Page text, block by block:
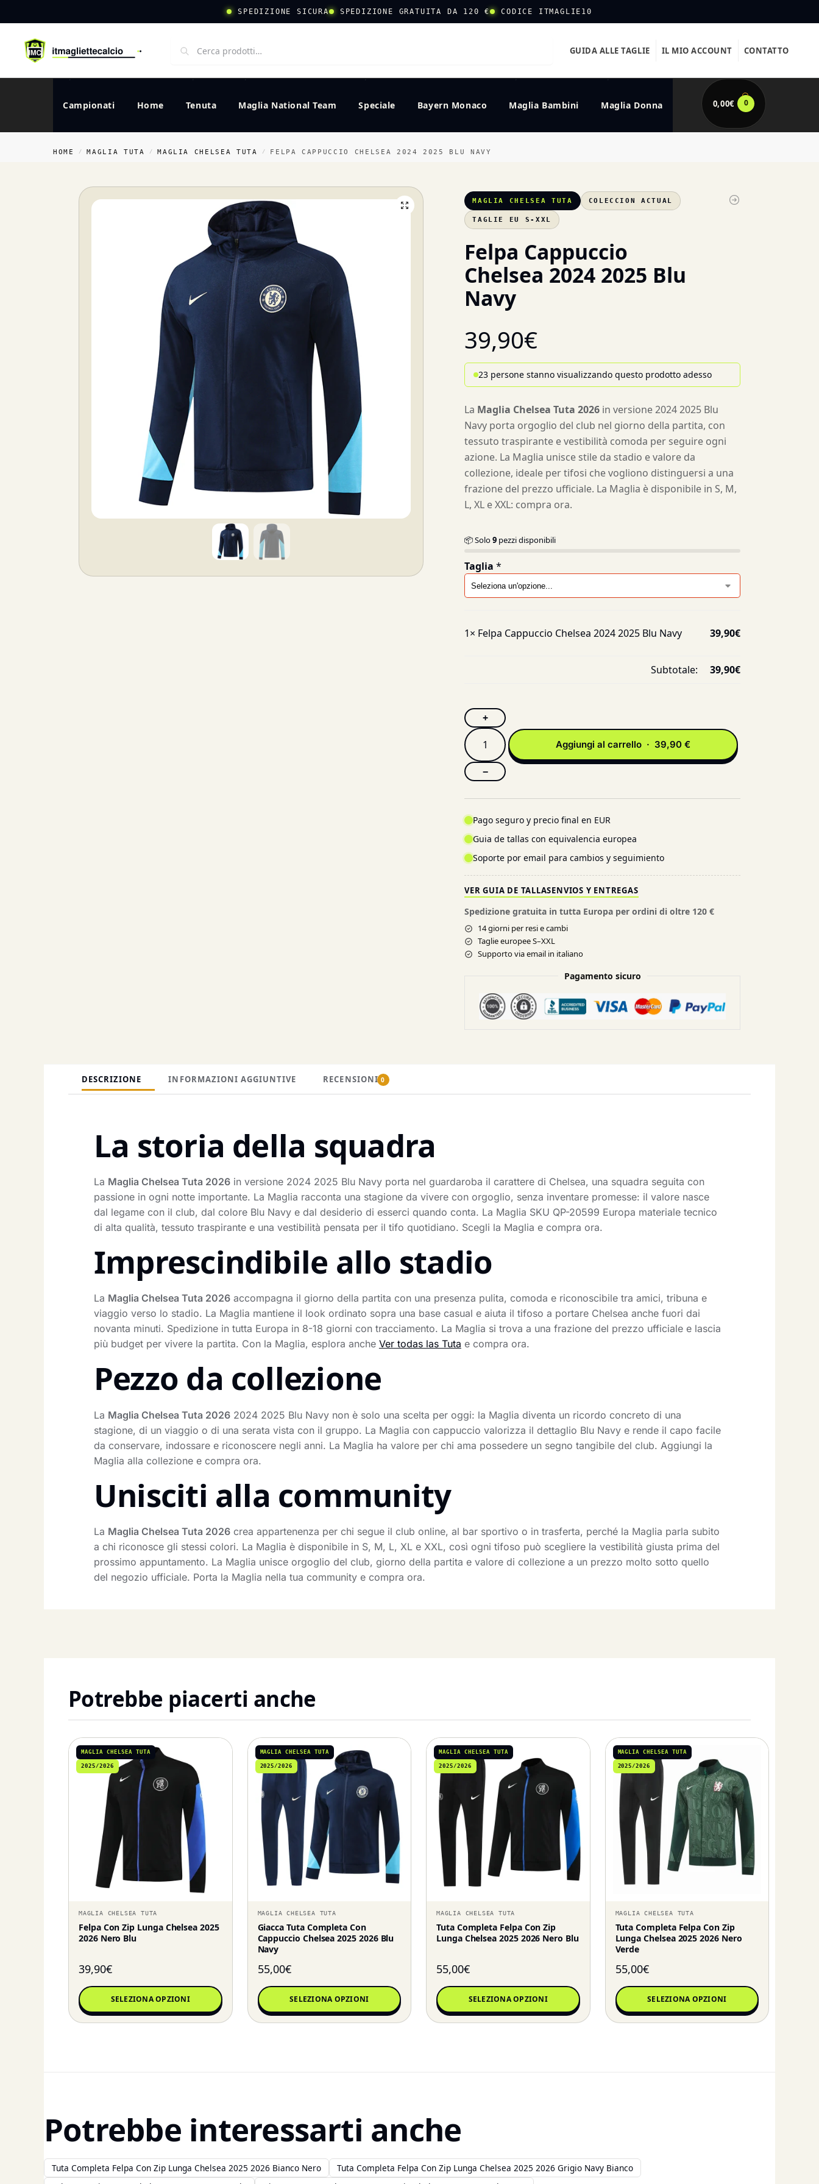
SPEDIZIONE SICURA SPEDIZIONE GRATUITA DA 120 € CODICE ITMAGLIE10
GUIDA ALLE TAGLIE IL MIO ACCOUNT CONTATTO
Campionati Home Tenuta Maglia National Team Speciale Bayern Monaco Maglia Bambini Maglia Donna 0,00€ 0
HOME / MAGLIA TUTA / MAGLIA CHELSEA TUTA / FELPA CAPPUCCIO CHELSEA 2024 2025 BLU NAVY
MAGLIA CHELSEA TUTA COLECCION ACTUAL
TAGLIE EU S-XXL
Felpa Cappuccio
Chelsea 2024 2025 Blu
Navy
39,90€
23 persone stanno visualizzando questo prodotto adesso
La Maglia Chelsea Tuta 2026 in versione 2024 2025 Blu
Navy porta orgoglio del club nel giorno della partita, con
tessuto traspirante e vestibilità comoda per seguire ogni
azione. La Maglia unisce stile da stadio e valore da
collezione, ideale per tifosi che vogliono distinguersi a una
frazione del prezzo ufficiale. La Maglia è disponibile in S, M,
L, XL e XXL: compra ora.
📦 Solo9 pezzi disponibili
Taglia *
1× Felpa Cappuccio Chelsea 2024 2025 Blu Navy 39,90€
Subtotale: 39,90€
+
−
Aggiungi al carrello · 39,90 €
Pago seguro y precio final en EUR
Guia de tallas con equivalencia europea
Soporte por email para cambios y seguimiento
VER GUIA DE TALLASENVIOS Y ENTREGAS
Spedizione gratuita in tutta Europa per ordini di oltre 120 €
14 giorni per resi e cambi
Taglie europee S–XXL
Supporto via email in italiano
Pagamento sicuro
DESCRIZIONE INFORMAZIONI AGGIUNTIVE RECENSIONI 0
La storia della squadra
La Maglia Chelsea Tuta 2026in versione 2024 2025 Blu Navy porta nel guardaroba il carattere di Chelsea, una squadra seguita con
passione in ogni notte importante. La Maglia racconta una stagione da vivere con orgoglio, senza inventare promesse: il valore nasce
dal legame con il club, dal colore Blu Navy e dal desiderio di esserci quando conta. La Maglia SKU QP-20599 Europa materiale tecnico
di alta qualità, tessuto traspirante e una vestibilità pensata per il tifo quotidiano. Scegli la Maglia e compra ora.
Imprescindibile allo stadio
La Maglia Chelsea Tuta 2026accompagna il giorno della partita con una presenza pulita, comoda e riconoscibile tra amici, tribuna e
viaggio verso lo stadio. La Maglia mantiene il look ordinato sopra una base casual e aiuta il tifoso a portare Chelsea anche fuori dai
novanta minuti. Spedizione in tutta Europa in 8-18 giorni con tracciamento. La Maglia si trova a una frazione del prezzo ufficiale e lascia
più budget per vivere la partita. Con la Maglia, esplora anche Ver todas las Tuta e compra ora.
Pezzo da collezione
La Maglia Chelsea Tuta 20262024 2025 Blu Navy non è solo una scelta per oggi: la Maglia diventa un ricordo concreto di una
stagione, di un viaggio o di una serata vista con il gruppo. La Maglia con cappuccio valorizza il dettaglio Blu Navy e rende il capo facile
da conservare, indossare e riconoscere negli anni. La Maglia ha valore per chi ama possedere un segno tangibile del club. Aggiungi la
Maglia alla collezione e compra ora.
Unisciti alla community
La Maglia Chelsea Tuta 2026crea appartenenza per chi segue il club online, al bar sportivo o in trasferta, perché la Maglia parla subito
a chi riconosce gli stessi colori. La Maglia è disponibile in S, M, L, XL e XXL, così ogni tifoso può scegliere la vestibilità giusta prima del
prossimo appuntamento. La Maglia unisce orgoglio del club, giorno della partita e valore di collezione a un prezzo molto sotto quello
del negozio ufficiale. Porta la Maglia nella tua community e compra ora.
Potrebbe piacerti anche
MAGLIA CHELSEA TUTA
2025/2026
MAGLIA CHELSEA TUTA
Felpa Con Zip Lunga Chelsea 2025
2026 Nero Blu
39,90€
SELEZIONA OPZIONI
MAGLIA CHELSEA TUTA
2025/2026
MAGLIA CHELSEA TUTA
Giacca Tuta Completa Con
Cappuccio Chelsea 2025 2026 Blu
Navy
55,00€
SELEZIONA OPZIONI
MAGLIA CHELSEA TUTA
2025/2026
MAGLIA CHELSEA TUTA
Tuta Completa Felpa Con Zip
Lunga Chelsea 2025 2026 Nero Blu
55,00€
SELEZIONA OPZIONI
MAGLIA CHELSEA TUTA
2025/2026
MAGLIA CHELSEA TUTA
Tuta Completa Felpa Con Zip
Lunga Chelsea 2025 2026 Nero
Verde
55,00€
SELEZIONA OPZIONI
Potrebbe interessarti anche
Tuta Completa Felpa Con Zip Lunga Chelsea 2025 2026 Bianco Nero
Tuta Completa Felpa Con Zip Lunga Chelsea 2025 2026 Grigio Navy Bianco